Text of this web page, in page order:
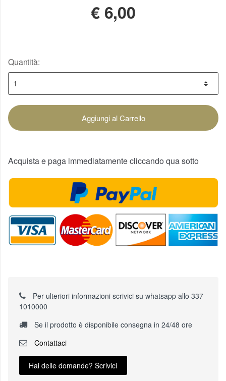
€ 6,00
Quantità:
Aggiungi al Carrello
Acquista e paga immediatamente cliccando qua sotto
Per ulteriori informazioni scrivici su whatsapp allo 337
1010000
Se il prodotto è disponibile consegna in 24/48 ore
Contattaci
Hai delle domande? Scrivici